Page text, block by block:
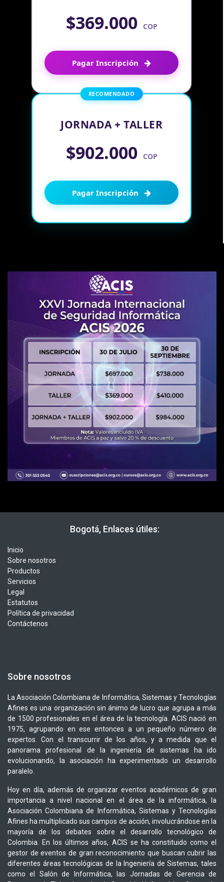
$369.000 COP
Pagar Inscripción
RECOMENDADO
JORNADA + TALLER
$902.000 COP
Pagar Inscripción
​​ Bogotá, Enlaces útiles:
Inicio
Sobre nosotros
Productos
Servicios
Legal
Estatutos
Política de privacidad
Contáctenos
Sobre nosotros
La Asociación Colombiana de Informática, Sistemas y Tecnologías
Afines es una organización sin ánimo de lucro que agrupa a más
de 1500 profesionales en el área de la tecnología. ACIS nació en
1975, agrupando en ese entonces a un pequeño número de
expertos. Con el transcurrir de los años, y a medida que el
panorama profesional de la ingeniería de sistemas ha ido
evolucionando, la asociación ha experimentado un desarrollo
paralelo.
Hoy en día, además de organizar eventos académicos de gran
importancia a nivel nacional en el área de la informática, la
Asociación Colombiana de Informática, Sistemas y Tecnologías
Afines ha multiplicado sus campos de acción, involucrándose en la
mayoría de los debates sobre el desarrollo tecnológico de
Colombia. En los últimos años, ACIS se ha constituido como el
gestor de eventos de gran reconocimiento que buscan cubrir las
diferentes áreas tecnológicas de la Ingeniería de Sistemas, tales
como el Salón de Informática, las Jornadas de Gerencia de